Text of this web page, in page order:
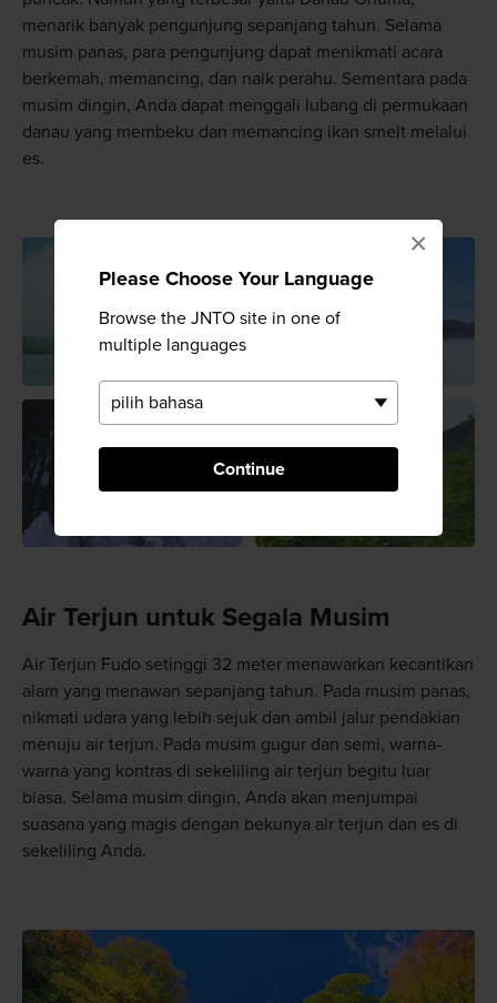
Please Choose Your Language
Browse the JNTO site in one of
multiple languages
Continue
×
menarik banyak pengunjung sepanjang tahun. Selama
musim panas, para pengunjung dapat menikmati acara
berkemah, memancing, dan naik perahu. Sementara pada
musim dingin, Anda dapat menggali lubang di permukaan
danau yang membeku dan memancing ikan smelt melalui
es.
Air Terjun untuk Segala Musim
Air Terjun Fudo setinggi 32 meter menawarkan kecantikan
alam yang menawan sepanjang tahun. Pada musim panas,
nikmati udara yang lebih sejuk dan ambil jalur pendakian
menuju air terjun. Pada musim gugur dan semi, warna-
warna yang kontras di sekeliling air terjun begitu luar
biasa. Selama musim dingin, Anda akan menjumpai
suasana yang magis dengan bekunya air terjun dan es di
sekeliling Anda.